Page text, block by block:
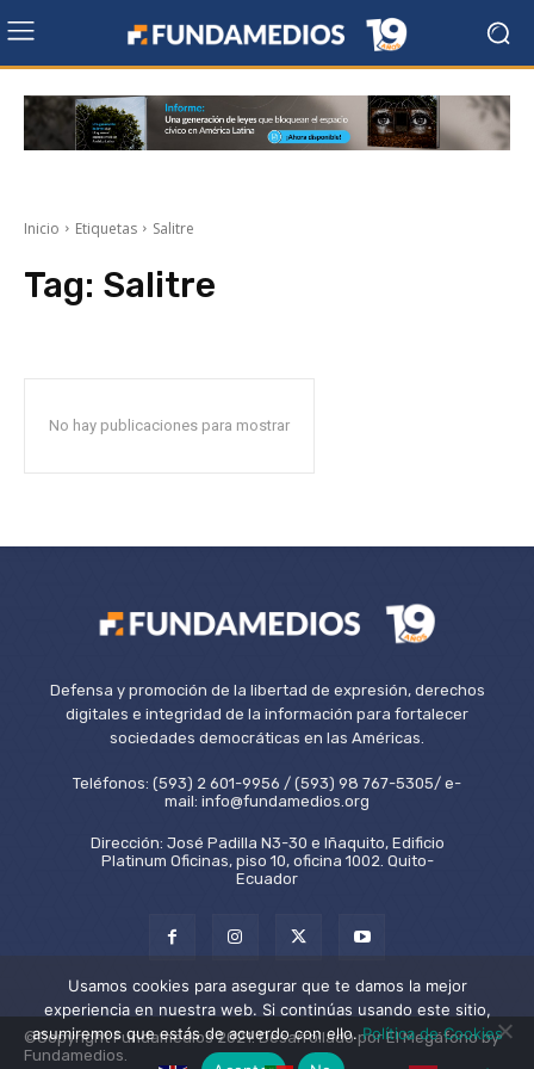
Inicio Etiquetas Salitre
Tag: Salitre
No hay publicaciones para mostrar
Defensa y promoción de la libertad de expresión, derechos
digitales e integridad de la información para fortalecer
sociedades democráticas en las Américas.
Teléfonos: (593) 2 601-9956 / (593) 98 767-5305/ e-
mail: info@fundamedios.org
Dirección: José Padilla N3-30 e Iñaquito, Edificio
Platinum Oficinas, piso 10, oficina 1002. Quito-
Ecuador
©Copyright Fundamedios 2021. Desarrollado por El Megáfono by
Fundamedios.
Usamos cookies para asegurar que te damos la mejor
experiencia en nuestra web. Si continúas usando este sitio,
asumiremos que estás de acuerdo con ello.Política de Cookies